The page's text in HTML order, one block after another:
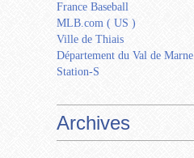
France Baseball
MLB.com ( US )
Ville de Thiais
Département du Val de Marne
Station-S
Archives